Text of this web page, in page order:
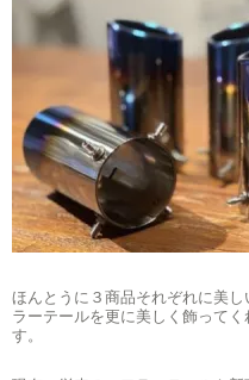
ほんとうに３商品それぞれに美
ラーテールを更に美しく飾って
す。